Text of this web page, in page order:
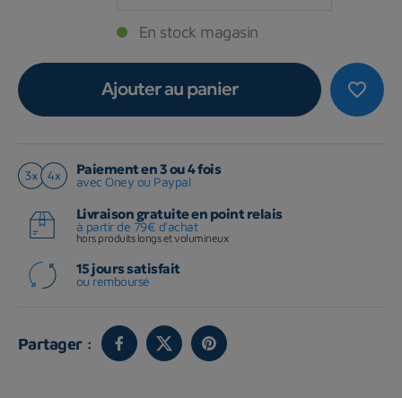
En stock magasin
favorite_border
Ajouter au panier
Paiement en 3 ou 4 fois
avec Oney ou Paypal
Livraison gratuite en point relais
à partir de 79€ d'achat
hors produits longs et volumineux
15 jours satisfait
ou remboursé
Partager :